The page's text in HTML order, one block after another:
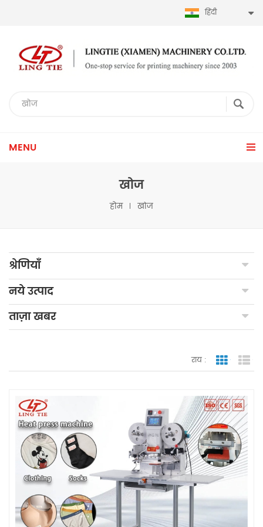
हिंदी
MENU
खोज
होम खोज
श्रेणियाँ
नये उत्पाद
ताज़ा खबर
राय : जाली